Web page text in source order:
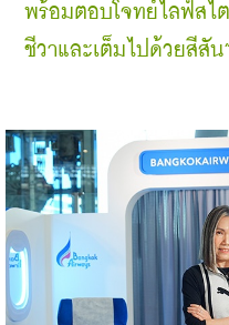
พร้อมตอบโจทย์ไลฟ์สไ
ชีวาและเต็มไปด้วยสีสัน